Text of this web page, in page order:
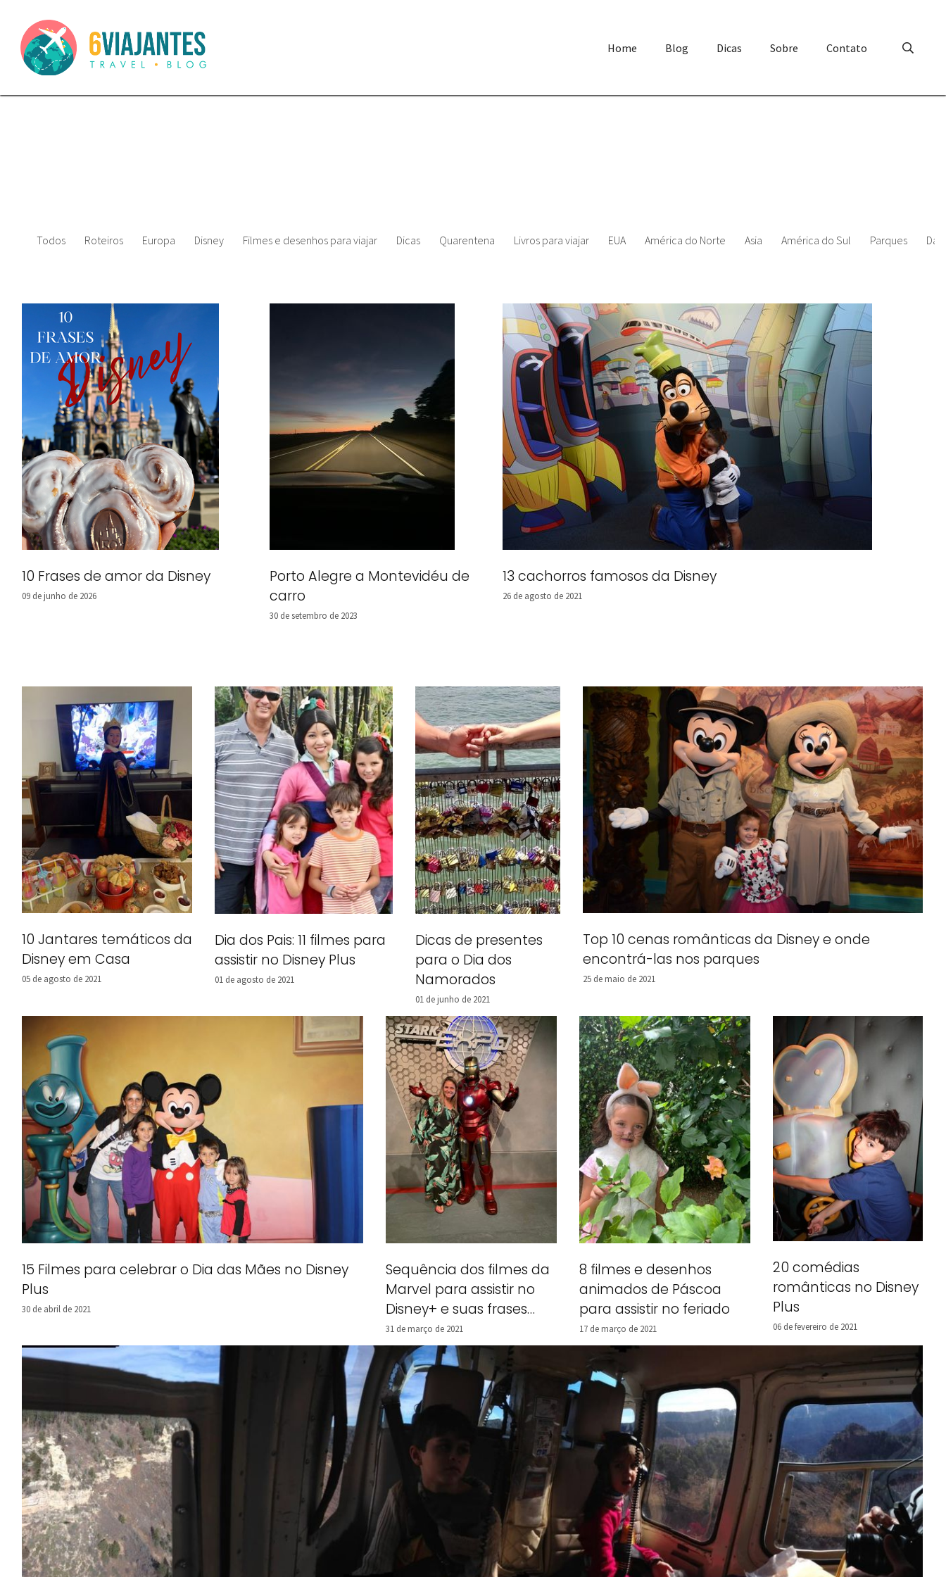
Home Blog Dicas Sobre Contato
Todos Roteiros Europa Disney Filmes e desenhos para viajar Dicas Quarentena Livros para viajar EUA América do Norte Asia América do Sul Parques
10 Frases de amor da Disney
09 de junho de 2026
Porto Alegre a Montevidéu de
carro
30 de setembro de 2023
13 cachorros famosos da Disney
26 de agosto de 2021
10 Jantares temáticos da
Disney em Casa
05 de agosto de 2021
Dia dos Pais: 11 filmes para
assistir no Disney Plus
01 de agosto de 2021
Dicas de presentes
para o Dia dos
Namorados
01 de junho de 2021
Top 10 cenas românticas da Disney e onde
encontrá-las nos parques
25 de maio de 2021
15 Filmes para celebrar o Dia das Mães no Disney
Plus
30 de abril de 2021
Sequência dos filmes da
Marvel para assistir no
Disney+ e suas frases
marcantes
31 de março de 2021
8 filmes e desenhos
animados de Páscoa
para assistir no feriado
17 de março de 2021
20 comédias
românticas no Disney
Plus
06 de fevereiro de 2021